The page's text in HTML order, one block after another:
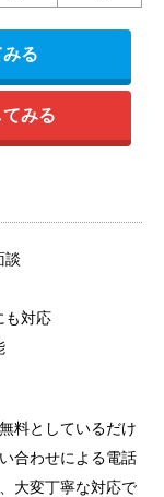
る
みる
談
も対応
料としているだけ
合わせによる電話
大変丁寧な対応で